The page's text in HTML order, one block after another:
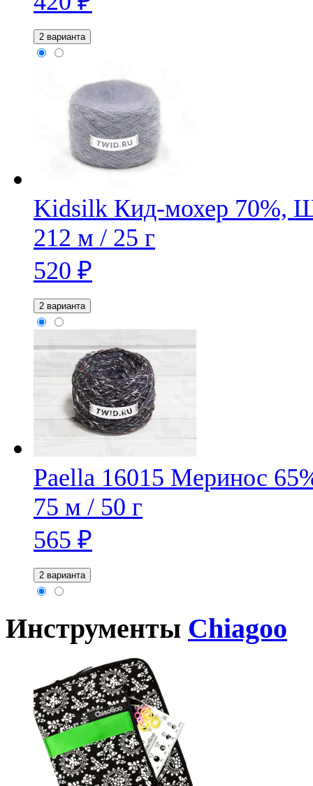
2 варианта
Kidsilk Кид-мохер 70%,
212 м / 25 г
520 ₽
2 варианта
Paella 16015 Меринос
75 м / 50 г
565 ₽
2 варианта
Инструменты Chiagoo